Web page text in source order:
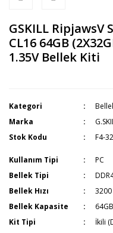
GSKILL RipjawsV
CL16 64GB
1.35V Bellek Kiti
Kategori
Marka
Stok Kodu
F4-
Kullanım Tipi
PC
Bellek Tipi
Bellek Hızı
Bellek Kapasite
Kit Tipi
İkili